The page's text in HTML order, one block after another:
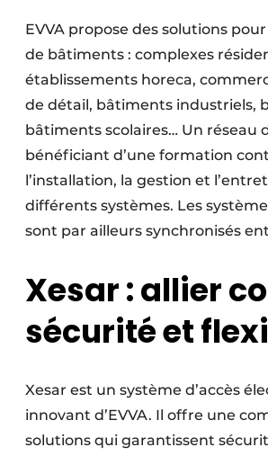
Géotextiles
Infrastructures souterraines et
Protection solaire
Rénovation
Sécurité incendie
Software
Techniques ferroviaires
Travaux ferroviaires
EVVA propose des solutions
de bâtiments : complexes
établissements horeca,
de détail, bâtiments industriels,
bâtiments scolaires… Un réseau
bénéficiant d’une formation
l’installation, la gestion et
différents systèmes. Les
sont par ailleurs synchronisés
Xesar : allier
sécurité et
Xesar est un système d’accès
innovant d’EVVA. Il offre une
solutions qui garantissent